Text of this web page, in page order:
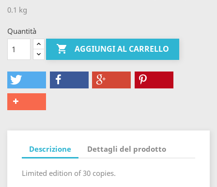
0.1 kg
Quantità
 AGGIUNGI AL CARRELLO
Descrizione Dettagli del prodotto
Limited edition of 30 copies.